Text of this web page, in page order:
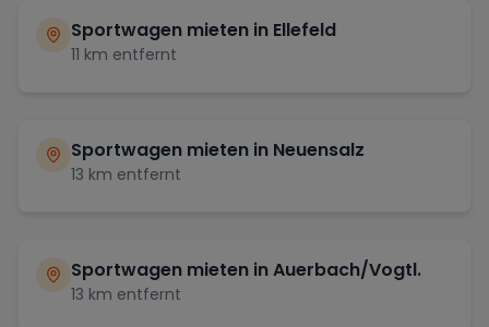
Sportwagen mieten in Ellefeld
11 km entfernt
Sportwagen mieten in Neuensalz
13 km entfernt
Sportwagen mieten inAuerbach/Vogtl.
13 km entfernt